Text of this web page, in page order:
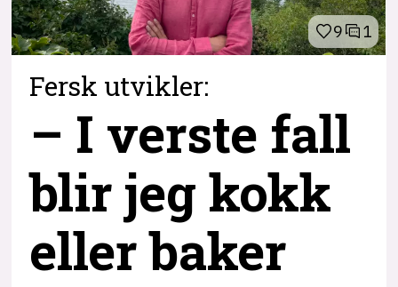
9 1
Fersk utvikler:
– I verste fall
blir jeg kokk
eller baker